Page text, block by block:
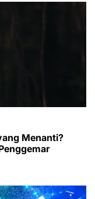
Menanti?